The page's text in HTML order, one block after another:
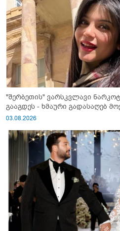
"შერბეთის" ვარსკვლავი
გააგდეს - ხმაური გადასაღებ
03.08.2026